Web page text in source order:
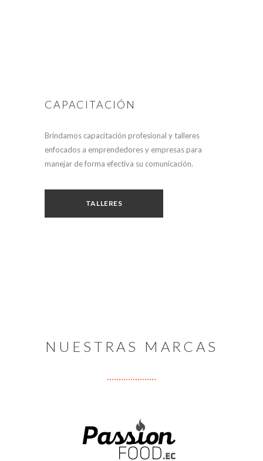
CAPACITACIÓN
Brindamos capacitación profesional y talleres
enfocados a emprendedores y empresas para
manejar de forma efectiva su comunicación.
TALLERES
NUESTRAS MARCAS